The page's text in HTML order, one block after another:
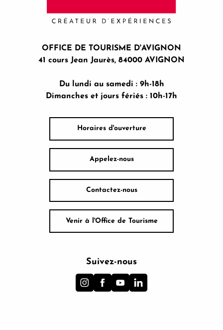
OFFICE DE TOURISME D'AVIGNON
41 cours Jean Jaurès, 84000 AVIGNON
Du lundi au samedi : 9h-18h
Dimanches et jours fériés : 10h-17h
Horaires d'ouverture
Appelez-nous
Contactez-nous
Venir à l'Office de Tourisme
Suivez-nous